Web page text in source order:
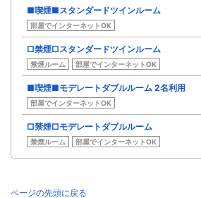
■喫煙■スタンダードツインルーム
部屋でインターネットOK
□禁煙□スタンダードツインルーム
禁煙ルーム 部屋でインターネットOK
■喫煙■モデレートダブルルーム 2名利用
部屋でインターネットOK
□禁煙□モデレートダブルルーム
禁煙ルーム 部屋でインターネットOK
ページの先頭に戻る